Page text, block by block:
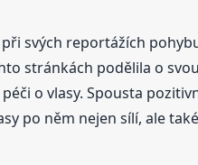
svých reportážích
stránkách podělila o svou
o vlasy. Spousta
po něm nejen sílí, ale také